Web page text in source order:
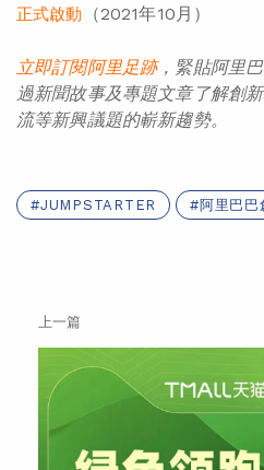
正式啟動
（2021年10月）
立即訂閱阿里足跡，緊貼阿里
過新聞故事及專題文章了解創新
流等新興議題的嶄新趨勢。
JUMPSTARTER 阿里巴巴
上一篇